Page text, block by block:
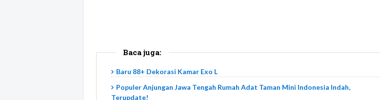
Baca juga:
Baru 88+ Dekorasi Kamar Exo L
Populer Anjungan Jawa Tengah Rumah Adat Taman Mini Indonesia Indah,
Terupdate!